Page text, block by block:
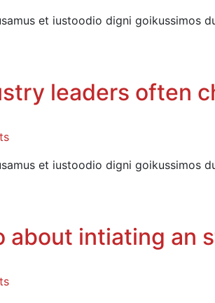
et iustoodio digni goikussimos
leaders often
et iustoodio digni goikussimos
about intiating an